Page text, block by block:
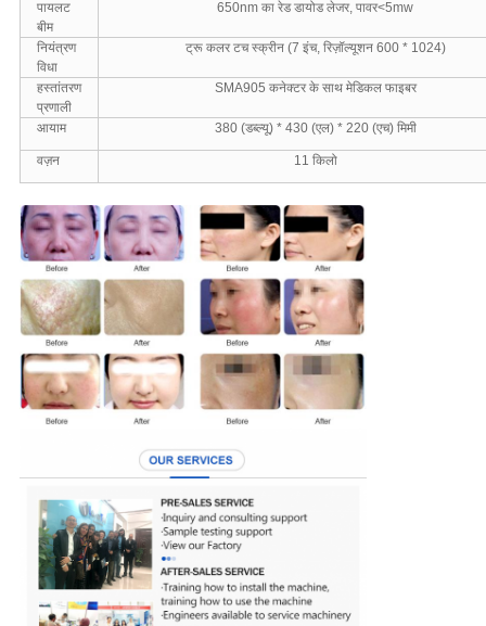
पायलट
बीम
650nm का रेड डायोड लेजर, पावर<5mw
नियंत्रण
विधा
ट्रू कलर टच स्क्रीन (7 इंच, रिज़ॉल्यूशन 600 * 1024)
हस्तांतरण
प्रणाली
SMA905 कनेक्टर के साथ मेडिकल फाइबर
आयाम 380 (डब्ल्यू) * 430 (एल) * 220 (एच) मिमी
वज़न 11 किलो